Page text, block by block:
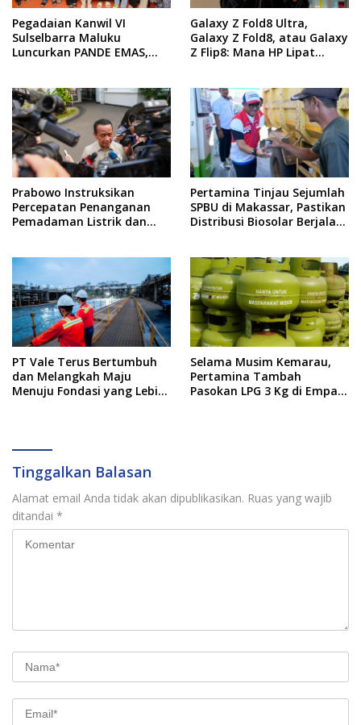
Pegadaian Kanwil VI
Sulselbarra Maluku
Luncurkan PANDE EMAS,
Galaxy Z Fold8 Ultra,
Galaxy Z Fold8, atau Galaxy
Z Flip8: Mana HP Lipat
Prabowo Instruksikan
Percepatan Penanganan
Pemadaman Listrik dan
Pertamina Tinjau Sejumlah
SPBU di Makassar, Pastikan
Distribusi Biosolar Berjalan
PT Vale Terus Bertumbuh
dan Melangkah Maju
Menuju Fondasi yang Lebih
Selama Musim Kemarau,
Pertamina Tambah
Pasokan LPG 3 Kg di Empat
Tinggalkan Balasan
Alamat email Anda tidak akan dipublikasikan. Ruas yang wajib
ditandai *